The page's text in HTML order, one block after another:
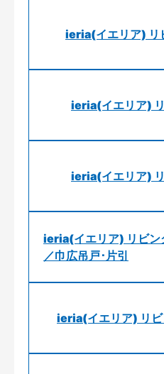
ieria(イエリア) リ
ieria(イエリア)
ieria(イエリア)
ieria(イエリア) リビン
／巾広吊戸･片引
ieria(イエリア) リビ